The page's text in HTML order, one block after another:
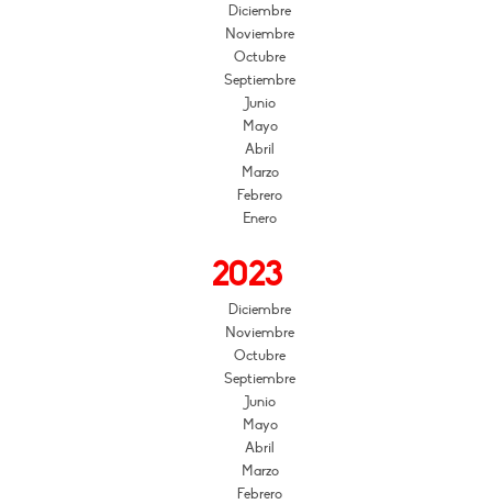
Diciembre
Noviembre
Octubre
Septiembre
Junio
Mayo
Abril
Marzo
Febrero
Enero
2023
Diciembre
Noviembre
Octubre
Septiembre
Junio
Mayo
Abril
Marzo
Febrero